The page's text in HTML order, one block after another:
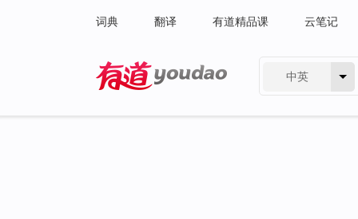
词典 翻译 有道精品课 云笔记
中英